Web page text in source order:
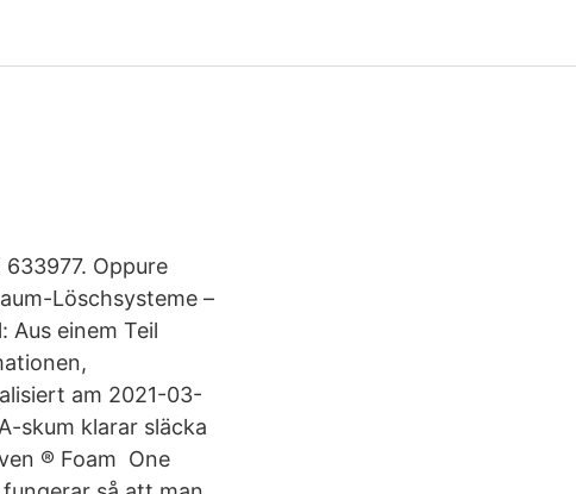
Oppure
Löschsysteme –
Aus einem Teil
am 2021-03-
skum klarar släcka
® Foam One